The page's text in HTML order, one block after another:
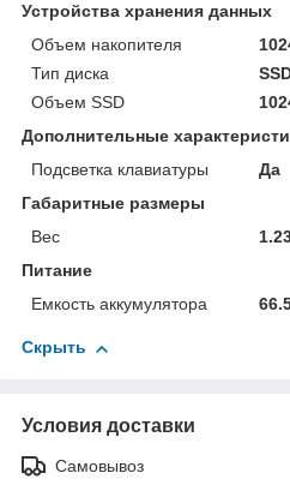
Устройства хранения данных
Объем накопителя
Тип диска
Объем SSD
Дополнительные
Подсветка клавиатуры
Да
Габаритные размеры
Вес
Питание
Емкость аккумулятора
Скрыть
Условия доставки
Самовывоз